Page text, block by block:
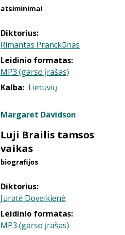
atsiminimai
Diktorius:
Rimantas Pranckūnas
Leidinio formatas:
MP3 (garso įrašas)
Kalba: Lietuvių
Margaret Davidson
Luji Brailis tamsos
vaikas
biografijos
Diktorius:
Jūratė Doveikienė
Leidinio formatas:
MP3 (garso įrašas)